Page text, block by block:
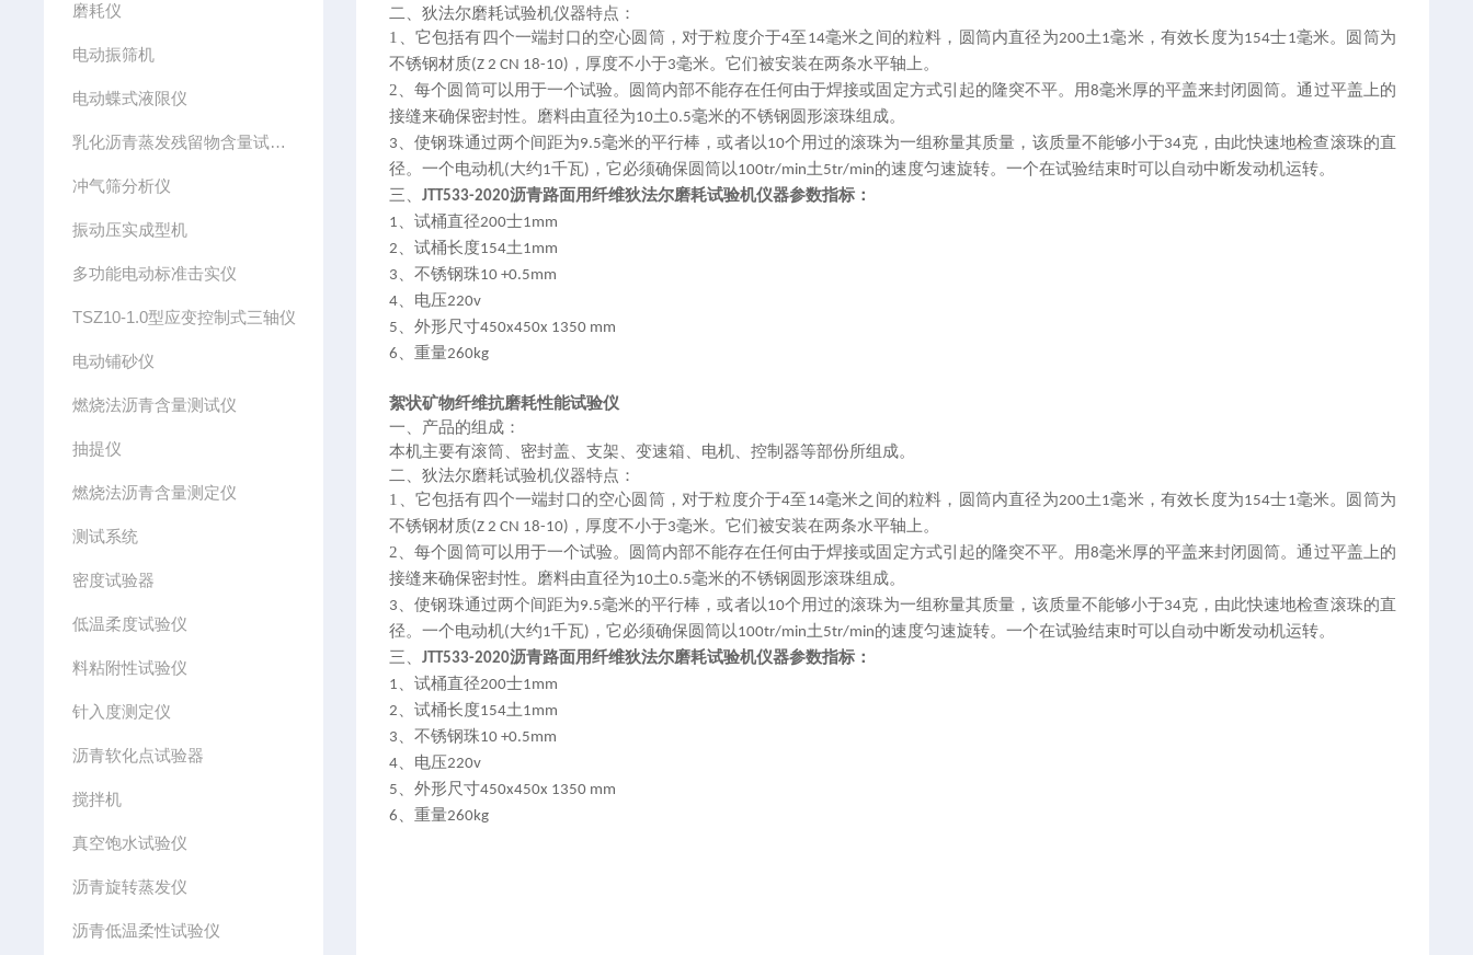
磨耗仪
电动振筛机
电动蝶式液限仪
乳化沥青蒸发残留物含量试验仪
冲气筛分析仪
振动压实成型机
多功能电动标准击实仪
TSZ10-1.0型应变控制式三轴仪
电动铺砂仪
燃烧法沥青含量测试仪
抽提仪
燃烧法沥青含量测定仪
测试系统
密度试验器
低温柔度试验仪
料粘附性试验仪
针入度测定仪
沥青软化点试验器
搅拌机
真空饱水试验仪
沥青旋转蒸发仪
沥青低温柔性试验仪
二、狄法尔磨耗试验机仪器特点：
1、 它包括有四个一端封口的空心圆筒，对于粒度介于4至 14毫米之间的粒料，圆筒内直径为200土 1毫米，有效长度为154士1毫米。圆筒为
不锈钢材质(Z 2 CN 18-10) ，厚度不小于3毫米。它们被安装在两条水平轴上。
2、每个圆筒可以用于一个试验。圆筒内部不能存在任何由于焊接或固定方式引起的隆突不平。用8毫米厚的平盖来封闭圆筒。通过平盖上的
接缝来确保密封性。磨料由直径为10土0.5毫米的不锈钢圆形滚珠组成。
3 、使钢珠通过两个间距为9.5毫米的平行棒，或者以10个用过的滚珠为一组称量其质量，该质量不能够小于34克，由此快速地检查滚珠的直
径。一个电动机(大约1千瓦) ，它必须确保圆筒以 100tr/min土 5tr/min的速度匀速旋转。一个在试验结束时可以自动中断发动机运转。
三、JTT533-2020沥青路面用纤维狄法尔磨耗试验机仪器参数指标：
1 、试桶直径200士1mm
2
、试桶长度154土 1mm
3
、不锈钢珠10 +0.5mm
4
电压220v
5
、外形尺寸450x450x 1350 mm
6
、重量260kg
絮状矿物纤维抗磨耗性能试验仪
一、产品的组成：
本机主要有滚筒、密封盖、支架、变速箱、电机、控制器等部份所组成。
二、狄法尔磨耗试验机仪器特点：
1、 它包括有四个一端封口的空心圆筒，对于粒度介于4至 14毫米之间的粒料，圆筒内直径为200土 1毫米，有效长度为154士1毫米。圆筒为
不锈钢材质(Z 2 CN 18-10) ，厚度不小于3毫米。它们被安装在两条水平轴上。
2、每个圆筒可以用于一个试验。圆筒内部不能存在任何由于焊接或固定方式引起的隆突不平。用8毫米厚的平盖来封闭圆筒。通过平盖上的
接缝来确保密封性。磨料由直径为10土0.5毫米的不锈钢圆形滚珠组成。
3 、使钢珠通过两个间距为9.5毫米的平行棒，或者以10个用过的滚珠为一组称量其质量，该质量不能够小于34克，由此快速地检查滚珠的直
径。一个电动机(大约1千瓦) ，它必须确保圆筒以 100tr/min土 5tr/min的速度匀速旋转。一个在试验结束时可以自动中断发动机运转。
三、JTT533-2020沥青路面用纤维狄法尔磨耗试验机仪器参数指标：
1 、试桶直径200士1mm
2
、试桶长度154土 1mm
3
、不锈钢珠10 +0.5mm
4
电压220v
5
、外形尺寸450x450x 1350 mm
6
、重量260kg